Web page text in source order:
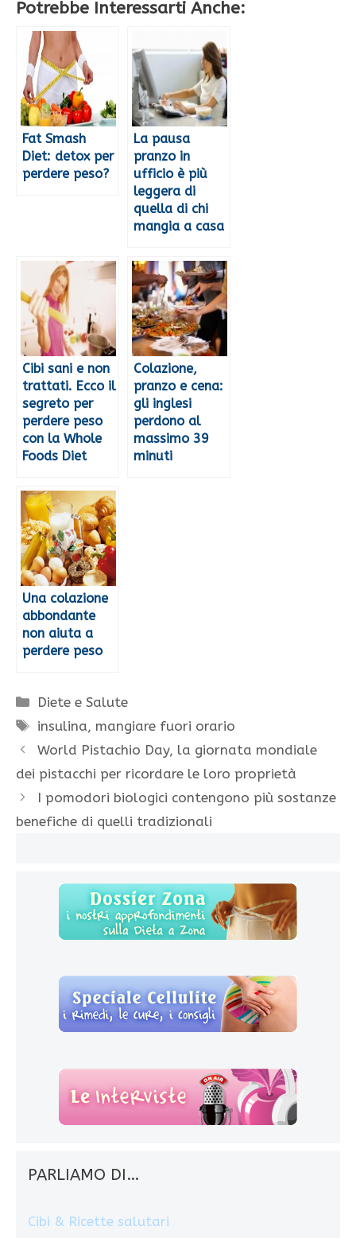
Potrebbe Interessarti Anche:
Fat Smash
Diet: detox per
perdere peso?
La pausa
pranzo in
ufficio è più
leggera di
quella di chi
mangia a casa
Cibi sani e non
trattati. Ecco il
segreto per
perdere peso
con la Whole
Foods Diet
Colazione,
pranzo e cena:
gli inglesi
perdono al
massimo 39
minuti
Una colazione
abbondante
non aiuta a
perdere peso
Categorie
Diete e Salute
Tag
insulina, mangiare fuori orario
World Pistachio Day, la giornata mondiale
dei pistacchi per ricordare le loro proprietà
I pomodori biologici contengono più sostanze
benefiche di quelli tradizionali
PARLIAMO DI…
Cibi & Ricette salutari